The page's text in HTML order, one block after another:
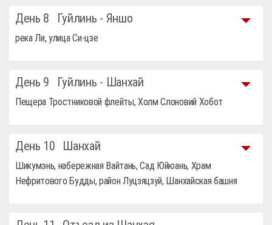
День 8 Гуйлинь - Яншо
река Ли, улица Си-цзе
День 9 Гуйлинь - Шанхай
Пещера Тростниковой флейты, Холм Слоновий Хобот
День 10 Шанхай
Шикумэнь, набережная Вайтань, Сад Юйюань, Храм
Нефритового Будды, район Луцзяцзуй, Шанхайская башня